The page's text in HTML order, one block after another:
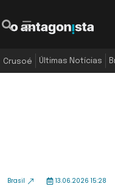
Crusoé Últimas Notícias
Brasil 13.06.2026 15:28